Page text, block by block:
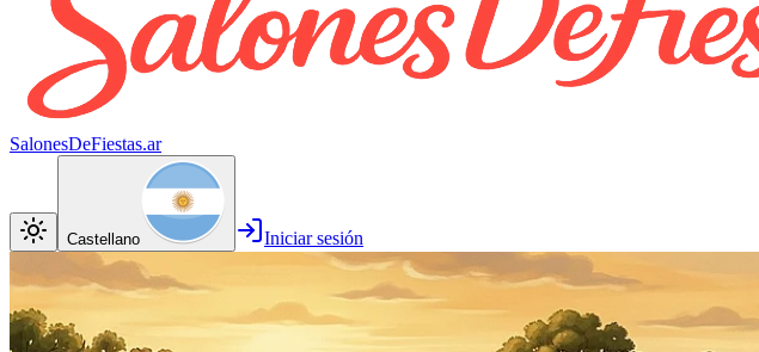
SalonesDeFiestas.ar
Castellano Iniciar sesión